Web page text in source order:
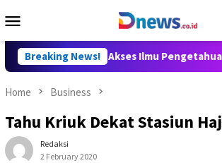
to
Menu
Breaking News!
Willy Aditya: Akses Ilmu Pengetahuan
Home Business
Tahu Kriuk Dekat Stasiun
Redaksi
2 February 2020